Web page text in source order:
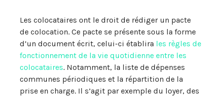
Les colocataires ont le droit de rédiger un pacte
de colocation. Ce pacte se présente sous la forme
d’un document écrit, celui-ci établira les règles de
fonctionnement de la vie quotidienne entre les
colocataires. Notamment, la liste de dépenses
communes périodiques et la répartition de la
prise en charge. Il s’agit par exemple du loyer, des